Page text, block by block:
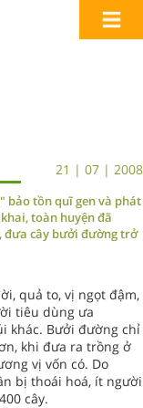
21 | 07 | 2008
bảo tồn quĩ gen và phát
toàn huyện đã
đưa cây bưởi đường trở
quả to, vị ngọt đậm,
tiêu dùng ưa
khác. Bưởi đường chỉ
khi đưa ra trồng ở
vị vốn có. Do
bị thoái hoá, ít người
cây.